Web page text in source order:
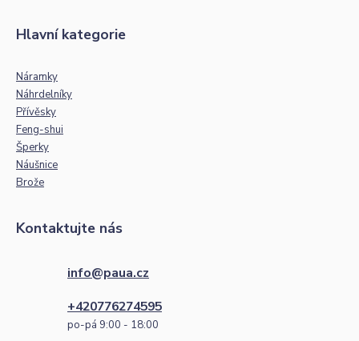
Hlavní kategorie
Náramky
Náhrdelníky
Přívěsky
Feng-shui
Šperky
Náušnice
Brože
Kontaktujte nás
info@paua.cz
+420776274595
po-pá 9:00 - 18:00